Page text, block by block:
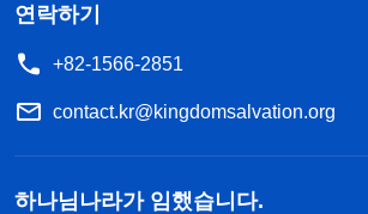
연락하기
+82-1566-2851
contact.kr@kingdomsalvation.org
하나님나라가 임했습니다.